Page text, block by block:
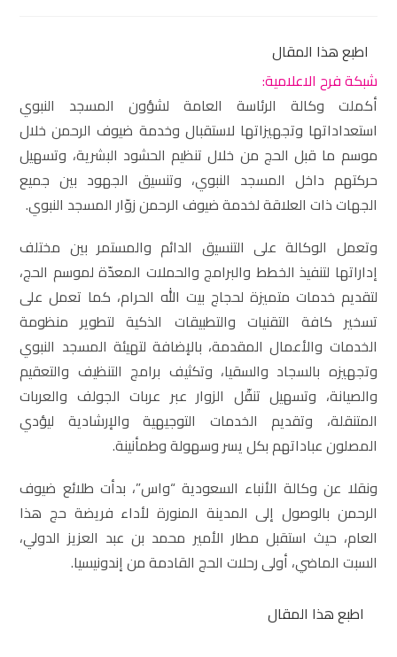
اطبع هذا المقال
شبكة فرح الاعلامية:
أكملت وكالة الرئاسة العامة لشؤون المسجد النبوي
استعداداتها وتجهيزاتها لاستقبال وخدمة ضيوف الرحمن خلال
موسم ما قبل الحج من خلال تنظيم الحشود البشرية، وتسهيل
حركتهم داخل المسجد النبوي، وتنسيق الجهود بين جميع
الجهات ذات العلاقة لخدمة ضيوف الرحمن زوّار المسجد النبوي.
وتعمل الوكالة على التنسيق الدائم والمستمر بين مختلف
إداراتها لتنفيذ الخطط والبرامج والحملات المعدّة لموسم الحج،
لتقديم خدمات متميزة لحجاج بيت الله الحرام، كما تعمل على
تسخير كافة التقنيات والتطبيقات الذكية لتطوير منظومة
الخدمات والأعمال المقدمة، بالإضافة لتهيئة المسجد النبوي
وتجهيزه بالسجاد والسقيا، وتكثيف برامج التنظيف والتعقيم
والصيانة، وتسهيل تنقّل الزوار عبر عربات الجولف والعربات
المتنقلة، وتقديم الخدمات التوجيهية والإرشادية ليؤدي
المصلون عباداتهم بكل يسر وسهولة وطمأنينة.
ونقلا عن وكالة الأنباء السعودية “واس”، بدأت طلائع ضيوف
الرحمن بالوصول إلى المدينة المنورة لأداء فريضة حج هذا
العام، حيث استقبل مطار الأمير محمد بن عبد العزيز الدولي،
السبت الماضي، أولى رحلات الحج القادمة من إندونيسيا.
اطبع هذا المقال